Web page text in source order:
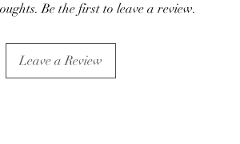
Be the first to leave a review.
Leave a Review